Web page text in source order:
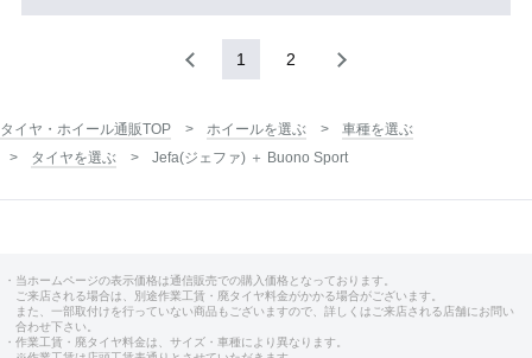
1 2
タイヤ・ホイール通販TOP ホイールを選ぶ
車種を選ぶ
タイヤを選ぶ
Jefa(ジェファ) ＋ Buono Sport
・当ホームページの表示価格は通信販売での購入価格となっております。
ご来店される場合は、別途作業工賃・廃タイヤ料金がかかる場合がございます。
また、一部取付けを行っていない商品もございますので、詳しくはご来店される店舗にお問い
合わせ下さい。
・作業工賃・廃タイヤ料金は、サイズ・車種により異なります。